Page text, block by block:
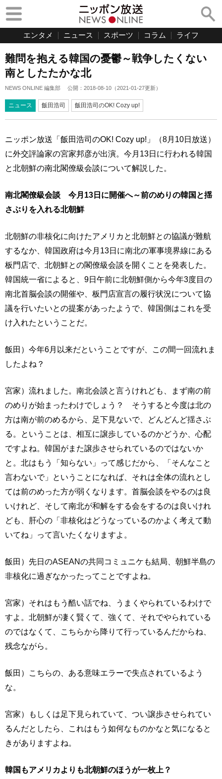
エンタメ ニュース スポーツ コラム ライフ
難問を抱える韓国の憂鬱～戦争したくない
南としたたかな北
NEWS ONLINE 編集部 公開： 2018-08-10 （2021-01-27更新）
ニュース 飯田浩司 飯田浩司のOK! Cozy up!
ニッポン放送「飯田浩司のOK! Cozy up!」（8月10日放送）
に外交評論家の宮家邦彦が出演。今月13日に行われる韓国
と北朝鮮の南北閣僚級会談について解説した。
南北閣僚級会談 今月13日に開催へ～前のめりの韓国と揺
さぶりを入れる北朝鮮
北朝鮮の非核化に向けたアメリカと北朝鮮との協議が難航
するなか、韓国政府は今月13日に南北の軍事境界線にある
板門店で、北朝鮮との閣僚級会談を開くことを発表した。
韓国統一省によると、9日午前に北朝鮮側から今年3度目の
南北首脳会談の開催や、板門店宣言の履行状況について協
議を行いたいとの提案があったようで、韓国側はこれを受
け入れたということだ。
飯田）今年6月以来だということですが、この間一回流れま
したよね？
宮家）流れました。南北会談と言うけれども、まず南の前
のめりが始まったわけでしょう？ そうすると今度は北の
方は南が前のめるから、足下見ないで、どんどんど揺さぶ
る。ということは、相互に譲歩しているのかどうか、心配
ですよね。韓国がまた譲歩させられているのではないか
と。北はもう「知らない」って感じだから、「そんなこと
言わないで」ということになれば、それは全体の流れとし
ては前のめった方が弱くなります。首脳会談をやるのは良
いけれど、そして南北が和解をする会をするのは良いけれ
ども、肝心の「非核化はどうなっているのかよく考えて動
いてね」って言いたくなりますよ。
飯田）先日のASEANの共同コミュニケも結局、朝鮮半島の
非核化に過ぎなかったってことですよね。
宮家）それはもう酷い話でね、うまくやられているわけで
すよ。北朝鮮が凄く賢くて、強くて、それでやられている
のではなくて、こちらから降りて行っているんだからね、
残念ながら。
飯田）こちらの、ある意味エラーで失点されているよう
な。
宮家）もしくは足下見られていて、つい譲歩させられてい
るんだとしたら、これはもう如何なものかなと気になると
きがありますよね。
韓国もアメリカよりも北朝鮮のほうが一枚上？